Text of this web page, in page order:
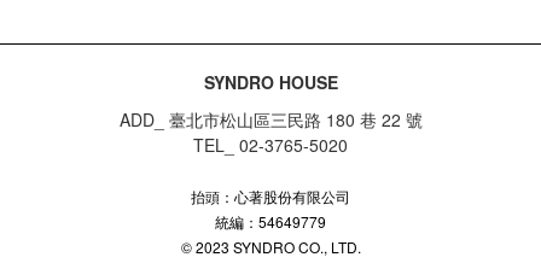
SYNDRO HOUSE
ADD_ 臺北市松山區三民路 180 巷 22 號
TEL_ 02-3765-5020
抬頭：心著股份有限公司
統編：54649779
© 2023 SYNDRO CO., LTD.